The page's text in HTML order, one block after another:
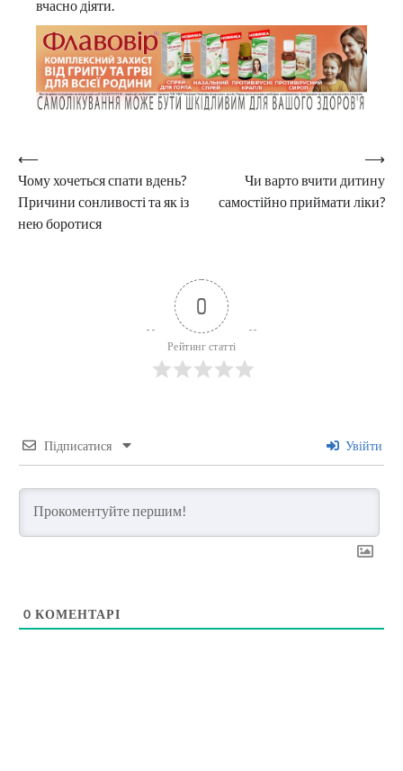
вчасно діяти.
Навігація
записів
⟵
Чому хочеться спати вдень?
Причини сонливості та як із
нею боротися
Чи варто вчити дитину
самостійно приймати ліки?
⟶
0
Рейтинг статті
Підписатися Увійти
0 КОМЕНТАРІ